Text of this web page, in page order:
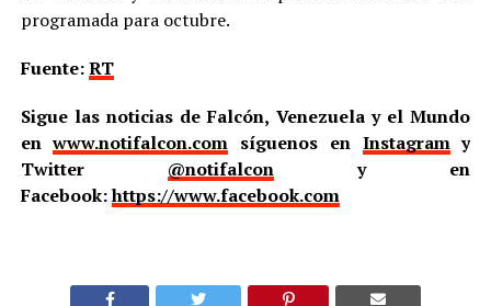
programada para octubre.
Fuente:RT
Sigue las noticias de Falcón, Venezuela y el Mundo
enwww.notifalcon.com síguenos en Instagramy
Twitter @notifalcony en
Facebook:https://www.facebook.com